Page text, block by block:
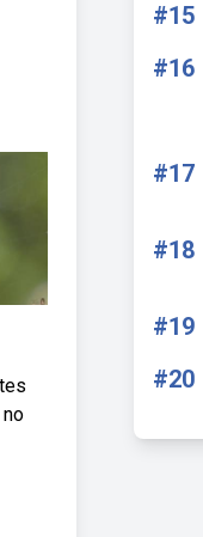
#15
#16
#17
#18
#19
#20